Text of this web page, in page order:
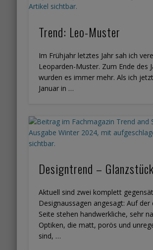
Trend: Leo-Muster
Im Frühjahr letztes Jahr sah ich
Leoparden-Muster. Zum Ende des
wurden es immer mehr. Als ich
Januar in …
Designtrend –
Aktuell sind zwei komplett
Designaussagen angesagt: Auf der
Seite stehen handwerkliche, sehr
Optiken, die matt, porös und
sind, …